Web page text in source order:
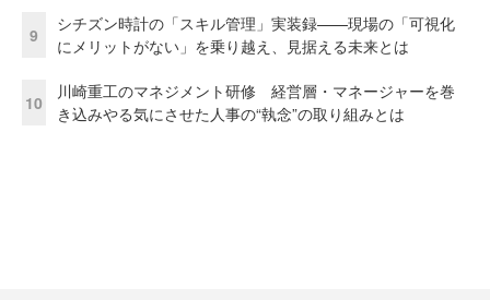
9
シチズン時計の「スキル管理」実装録——現場の「可視化
にメリットがない」を乗り越え、見据える未来とは
10
川崎重工のマネジメント研修 経営層・マネージャーを巻
き込みやる気にさせた人事の“執念”の取り組みとは